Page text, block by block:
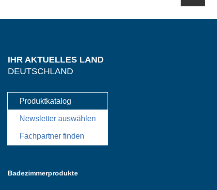
IHR AKTUELLES LAND
DEUTSCHLAND
Produktkatalog
Newsletter auswählen
Fachpartner finden
Badezimmerprodukte